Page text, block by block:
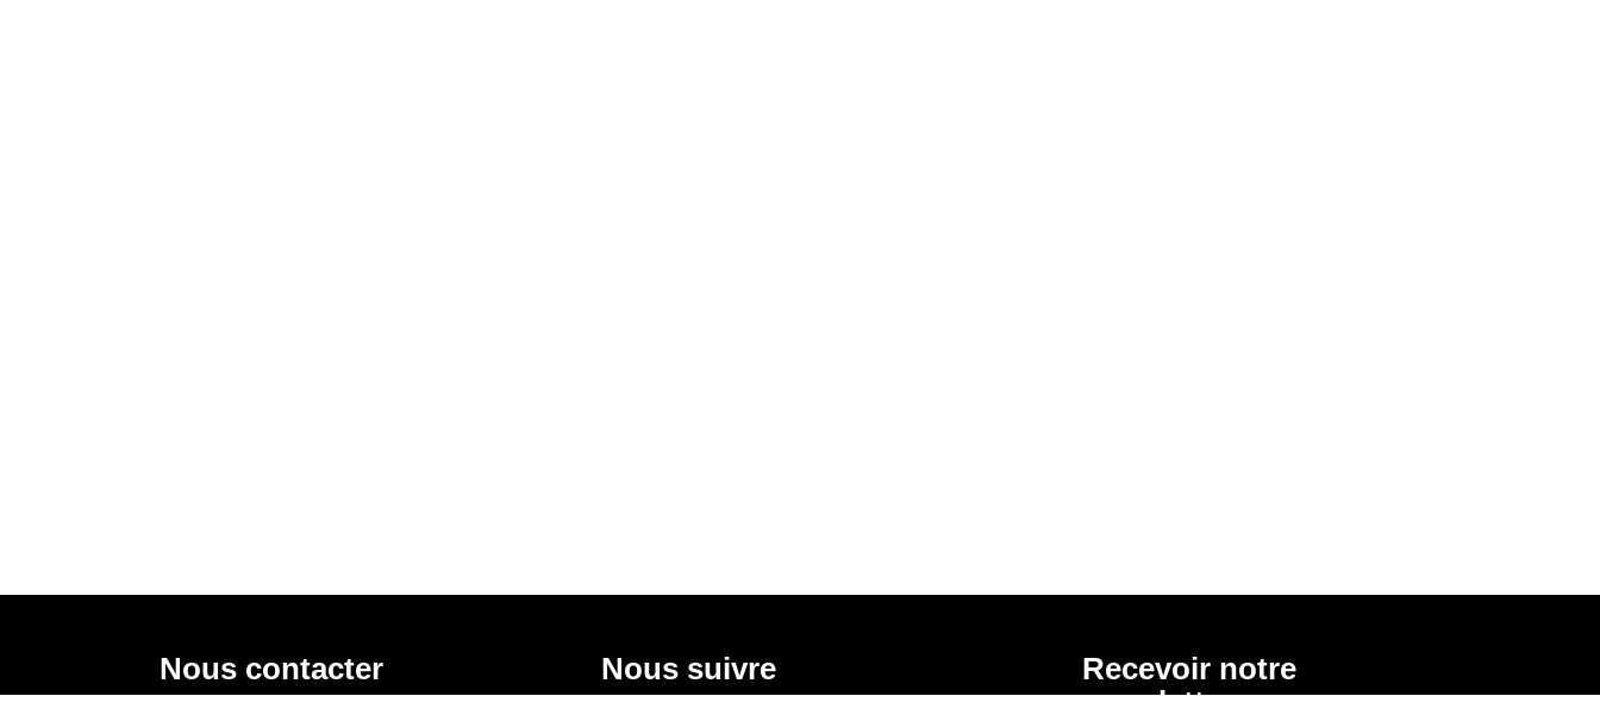
Nous contacter Nous suivre
Recevoir notre
newsletter